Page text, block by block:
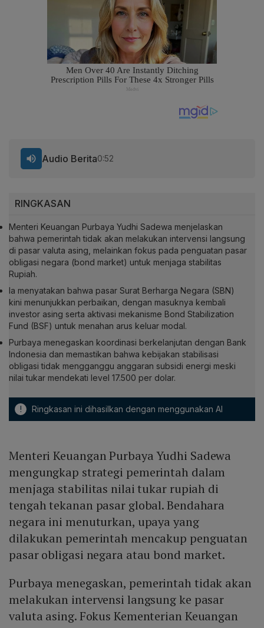
RINGKASAN
Menteri Keuangan Purbaya Yudhi Sadewa menjelaskan
bahwa pemerintah tidak akan melakukan intervensi langsung
di pasar valuta asing, melainkan fokus pada penguatan pasar
obligasi negara (bond market) untuk menjaga stabilitas
Rupiah.
Ia menyatakan bahwa pasar Surat Berharga Negara (SBN)
kini menunjukkan perbaikan, dengan masuknya kembali
investor asing serta aktivasi mekanisme Bond Stabilization
Fund (BSF) untuk menahan arus keluar modal.
Purbaya menegaskan koordinasi berkelanjutan dengan Bank
Indonesia dan memastikan bahwa kebijakan stabilisasi
obligasi tidak mengganggu anggaran subsidi energi meski
nilai tukar mendekati level 17.500 per dolar.
! Ringkasan ini dihasilkan dengan menggunakan AI
Audio Berita0:52
Menteri Keuangan Purbaya Yudhi Sadewa
mengungkap strategi pemerintah dalam
menjaga stabilitas nilai tukar rupiah di
tengah tekanan pasar global. Bendahara
negara ini menuturkan, upaya yang
dilakukan pemerintah mencakup penguatan
pasar obligasi negara atau bond market.
Purbaya menegaskan, pemerintah tidak akan
melakukan intervensi langsung ke pasar
valuta asing. Fokus Kementerian Keuangan